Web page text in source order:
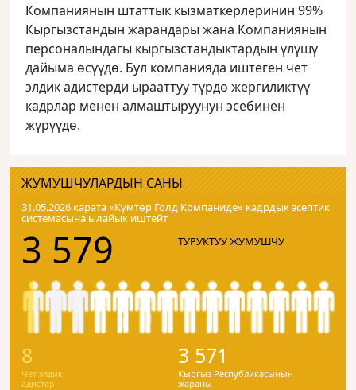
Компаниянын штаттык кызматкерлеринин 99%
Кыргызстандын жарандары жана Компаниянын
персоналындагы кыргызстандыктардын үлүшү
дайыма өсүүдө. Бул компанияда иштеген чет
элдик адистерди ырааттуу түрдө жергиликтүү
кадрлар менен алмаштыруунун эсебинен
жүрүүдө.
ЖУМУШЧУЛАРДЫН САНЫ
31.05.2026 карата «Кумтɵр Голд Компаниде» кадрдык эсептик
системасына ылайык иштейт
3 579 ТУРУКТУУ ЖУМУШЧУ
8
Чет элдик
адистер
3 571
Кыргыз Республикасынын
жараны